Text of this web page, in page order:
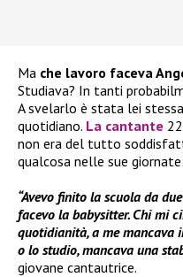
Ma che lavoro faceva
Studiava? In tanti
A svelarlo è stata lei
quotidiano. La cantante
non era del tutto
qualcosa nelle sue giornate:
“Avevo finito la scuola da
facevo la babysitter. Chi mi
quotidianità, a me mancava
o lo studio, mancava una
giovane cantautrice.